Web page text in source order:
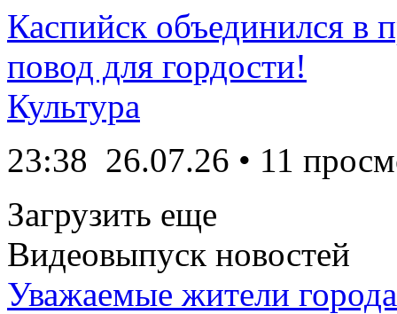
Каспийск объединился в
повод для гордости!
Культура
23:38 26.07.26 • 11
Загрузить еще
Видеовыпуск новостей
Уважаемые жители